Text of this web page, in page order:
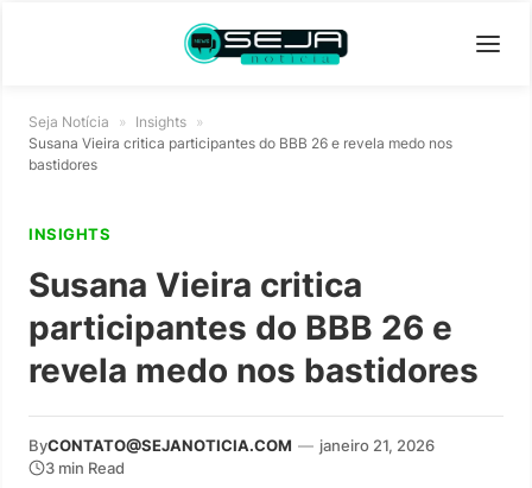
Seja Notícia » Insights »
Susana Vieira critica participantes do BBB 26 e revela medo nos
bastidores
INSIGHTS
Susana Vieira critica
participantes do BBB 26 e
revela medo nos bastidores
ByCONTATO@SEJANOTICIA.COM — janeiro 21, 2026
3 min Read